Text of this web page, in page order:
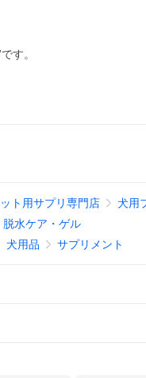
す。
ト用サプリ専門店 犬用
水ケア・ゲル
犬用品 サプリメント